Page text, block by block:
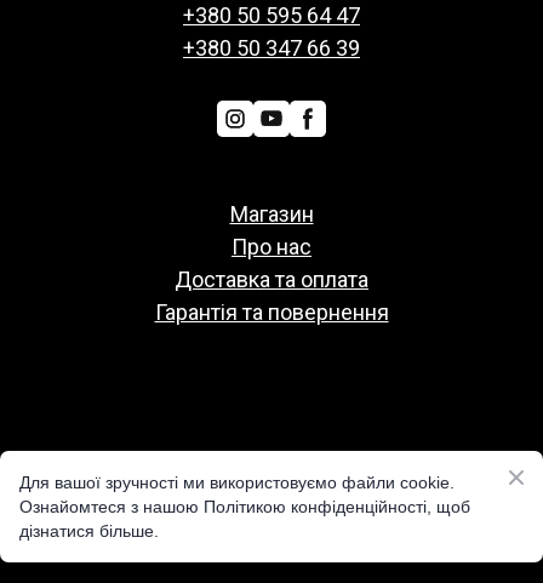
+380 50 595 64 47
+380 50 347 66 39
Магазин
Про нас
Доставка та оплата
Гарантія та повернення
Политіка конфіденційності
Публічна оферта
Для вашої зручності ми використовуємо файли cookie.
Ознайомтеся з нашою Політикою конфіденційності, щоб
дізнатися більше.